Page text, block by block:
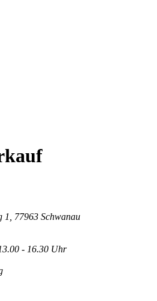
1, 77963 Schwanau
- 16.30 Uhr